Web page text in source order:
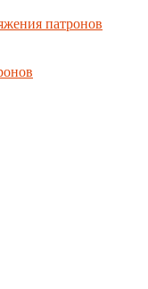
патронов